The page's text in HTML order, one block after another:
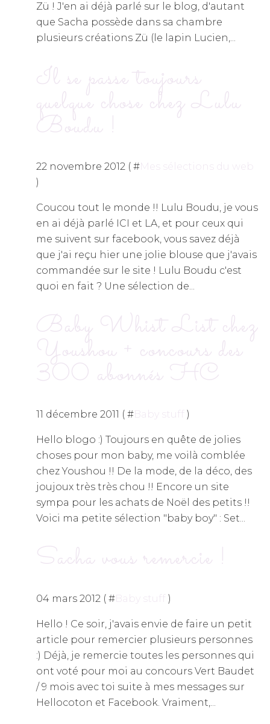
Zü ! J'en ai déjà parlé sur le blog, d'autant
que Sacha possède dans sa chambre
plusieurs créations Zü (le lapin Lucien,...
Il se passe toujours
quelque chose chez Lulu
Boudu !
22 novembre 2012 ( #Mes sélections du web
)
Coucou tout le monde !! Lulu Boudu, je vous
en ai déjà parlé ICI et LA, et pour ceux qui
me suivent sur facebook, vous savez déjà
que j'ai reçu hier une jolie blouse que j'avais
commandée sur le site ! Lulu Boudu c'est
quoi en fait ? Une sélection de...
Baby Whist List chez
Youshou + concours des
300 abonnés HC
11 décembre 2011 ( # Baby stuff )
Hello blogo :) Toujours en quête de jolies
choses pour mon baby, me voilà comblée
chez Youshou !! De la mode, de la déco, des
joujoux très très chou !! Encore un site
sympa pour les achats de Noël des petits !!
Voici ma petite sélection "baby boy" : Set...
Sacha vous remercie !
04 mars 2012 ( #Baby stuff )
Hello ! Ce soir, j'avais envie de faire un petit
article pour remercier plusieurs personnes
:) Déjà, je remercie toutes les personnes qui
ont voté pour moi au concours Vert Baudet
/ 9 mois avec toi suite à mes messages sur
Hellocoton et Facebook. Vraiment,...